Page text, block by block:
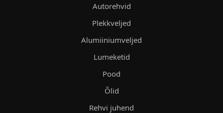
Autorehvid
Plekkveljed
Alumiiniumveljed
Lumeketid
Pood
Õlid
Rehvi juhend